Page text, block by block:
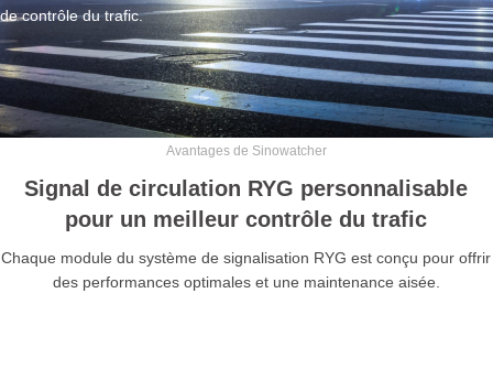
de contrôle du trafic.
Avantages de Sinowatcher
Signal de circulation RYG personnalisable
pour un meilleur contrôle du trafic
Chaque module du système de signalisation RYG est conçu pour offrir
des performances optimales et une maintenance aisée.